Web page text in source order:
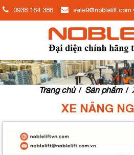
0938 164 386
Trang chủ / Sản phẩm /
XE NÂNG